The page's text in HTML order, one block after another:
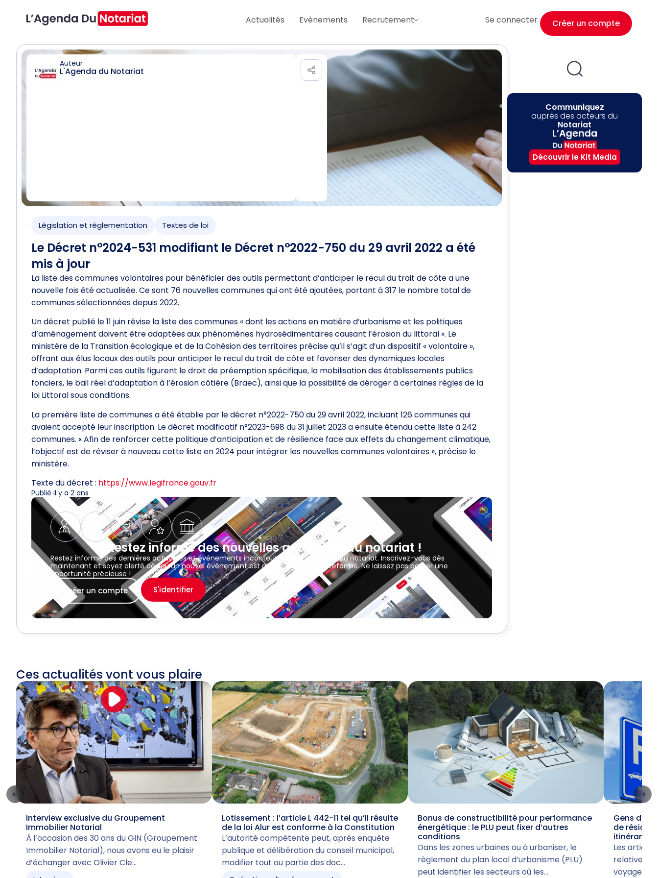
Actualités Evènements Recrutement Se connecter Créer un compte
Auteur
L'Agenda du Notariat
Législation et réglementation Textes de loi
Le Décret n°2024-531 modifiant le Décret n°2022-750 du 29 avril 2022 a été
mis à jour
La liste des communes volontaires pour bénéficier des outils permettant d’anticiper le recul du trait de côte a une
nouvelle fois été actualisée. Ce sont 76 nouvelles communes qui ont été ajoutées, portant à 317 le nombre total de
communes sélectionnées depuis 2022.
Un décret publié le 11 juin révise la liste des communes « dont les actions en matière d’urbanisme et les politiques
d’aménagement doivent être adaptées aux phénomènes hydrosédimentaires causant l’érosion du littoral ». Le
ministère de la Transition écologique et de la Cohésion des territoires précise qu’il s’agit d’un dispositif « volontaire »,
offrant aux élus locaux des outils pour anticiper le recul du trait de côte et favoriser des dynamiques locales
d’adaptation. Parmi ces outils figurent le droit de préemption spécifique, la mobilisation des établissements publics
fonciers, le bail réel d’adaptation à l’érosion côtière (Braec), ainsi que la possibilité de déroger à certaines règles de la
loi Littoral sous conditions.
La première liste de communes a été établie par le décret n°2022-750 du 29 avril 2022, incluant 126 communes qui
avaient accepté leur inscription. Le décret modificatif n°2023-698 du 31 juillet 2023 a ensuite étendu cette liste à 242
communes. « Afin de renforcer cette politique d’anticipation et de résilience face aux effets du changement climatique,
l’objectif est de réviser à nouveau cette liste en 2024 pour intégrer les nouvelles communes volontaires », précise le
ministère.
Texte du décret : https://www.legifrance.gouv.fr
Publié il y a 2 ans
Restez informé des nouvelles actualités du notariat !
Restez informé des dernières actualités et événements incontournables du monde du notariat. Inscrivez-vous dès
maintenant et soyez alerté dès qu’un nouvel événement est ajouté sur notre plateforme. Ne laissez pas passer une
opportunité précieuse !
Créer un compte S'identifier
Communiquez
auprès des acteurs du
Notariat
Découvrir le Kit Media
Ces actualités vont vous plaire
Interview exclusive du Groupement
Immobilier Notarial
À l’occasion des 30 ans du GIN (Groupement
Immobilier Notarial), nous avons eu le plaisir
d’échanger avec Olivier Cle…
Lotissement : l’article L 442-11 tel qu’il résulte
de la loi Alur est conforme à la Constitution
L’autorité compétente peut, après enquête
publique et délibération du conseil municipal,
modifier tout ou partie des doc…
Bonus de constructibilité pour performance
énergétique : le PLU peut fixer d’autres
conditions
Dans les zones urbaines ou à urbaniser, le
règlement du plan local d’urbanisme (PLU)
peut identifier les secteurs où les…
Gens du
de
itinérant
Les
relative à
voyage